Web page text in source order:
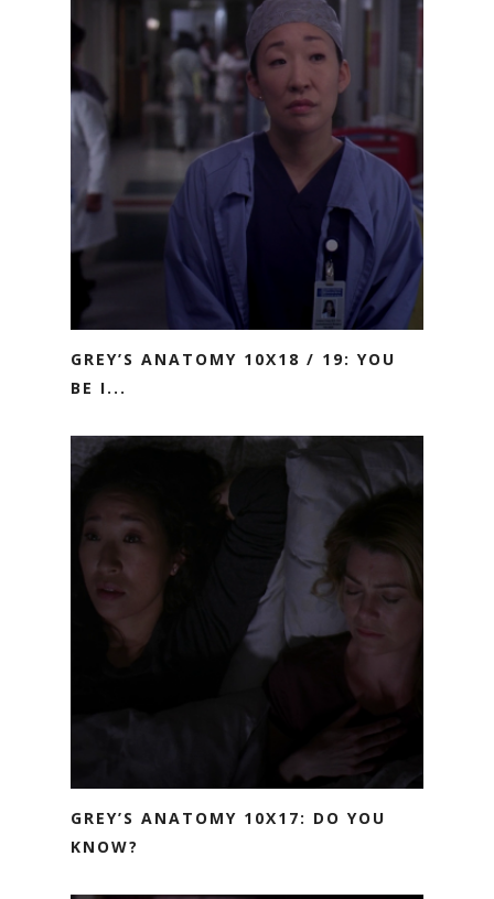
GREY’S ANATOMY 10X18 / 19: YOU
BE I...
GREY’S ANATOMY 10X17: DO YOU
KNOW?